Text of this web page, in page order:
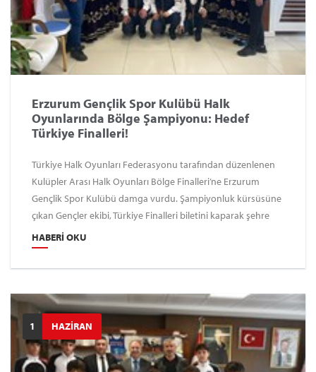
Erzurum Gençlik Spor Kulübü Halk
Oyunlarında Bölge Şampiyonu: Hedef
Türkiye Finalleri!
Türkiye Halk Oyunları Federasyonu tarafından düzenlenen
Kulüpler Arası Halk Oyunları Bölge Finalleri’ne Erzurum
Gençlik Spor Kulübü damga vurdu. Şampiyonluk kürsüsüne
çıkan Gençler ekibi, Türkiye Finalleri biletini kaparak şehre
büyük bir gurur yaşattı.
HABERI OKU
1 HAZİRAN